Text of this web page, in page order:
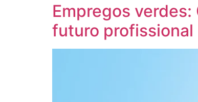
Empregos
futuro profissional